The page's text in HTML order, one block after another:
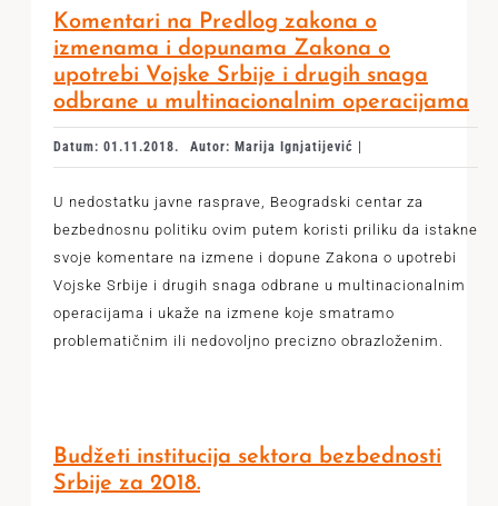
Komentari na Predlog zakona o
izmenama i dopunama Zakona o
upotrebi Vojske Srbije i drugih snaga
odbrane u multinacionalnim operacijama
Datum: 01.11.2018. Autor: Marija Ignjatijević |
U nedostatku javne rasprave, Beogradski centar za
bezbednosnu politiku ovim putem koristi priliku da istakne
svoje komentare na izmene i dopune Zakona o upotrebi
Vojske Srbije i drugih snaga odbrane u multinacionalnim
operacijama i ukaže na izmene koje smatramo
problematičnim ili nedovoljno precizno obrazloženim.
Budžeti institucija sektora bezbednosti
Srbije za 2018.